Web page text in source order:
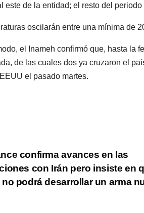
este de la entidad; el resto del
oscilarán entre una mínima de
el Inameh confirmó que, hasta la
de las cuales dos ya cruzaron el
el pasado martes.
confirma avances en las
con Irán pero insiste en
no podrá desarrollar un arma